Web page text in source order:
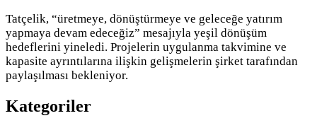
Tatçelik, “üretmeye, dönüştürmeye ve geleceğe yatırım
yapmaya devam edeceğiz” mesajıyla yeşil dönüşüm
hedeflerini yineledi. Projelerin uygulanma takvimine ve
kapasite ayrıntılarına ilişkin gelişmelerin şirket tarafından
paylaşılması bekleniyor.
Kategoriler